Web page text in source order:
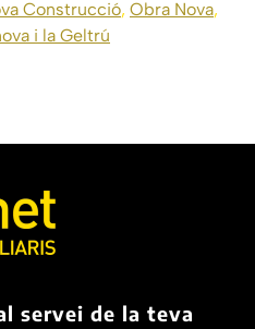
Construcció, Obra Nova,
i la Geltrú
servei de la teva